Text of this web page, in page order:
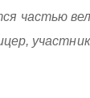
частью